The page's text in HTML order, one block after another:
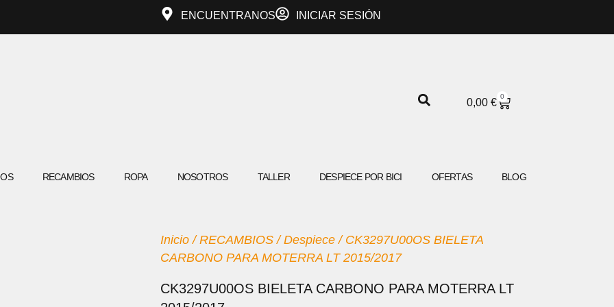
ENCUENTRANOS INICIAR SESIÓN
0,00 €
0
CARRITO
RECAMBIOS ROPA NOSOTROS TALLER DESPIECE POR BICI OFERTAS BLOG
Inicio /RECAMBIOS /Despiece / CK3297U00OS BIELETA
CARBONO PARA MOTERRA LT 2015/2017
CK3297U00OS BIELETA CARBONO PARA MOTERRA LT